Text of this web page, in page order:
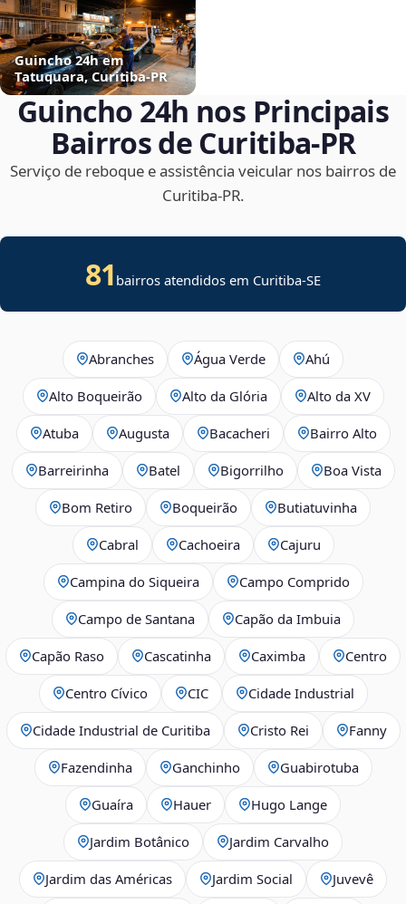
Guincho 24h em
Tatuquara, Curitiba‑PR
Guincho 24h nos Principais
Bairros de Curitiba‑PR
Serviço de reboque e assistência veicular nos bairros de
Curitiba‑PR.
81 bairros atendidos em Curitiba-SE
Abranches Água Verde Ahú
Alto Boqueirão Alto da Glória Alto da XV
Atuba Augusta Bacacheri Bairro Alto
Barreirinha Batel Bigorrilho Boa Vista
Bom Retiro Boqueirão Butiatuvinha
Cabral Cachoeira Cajuru
Campina do Siqueira Campo Comprido
Campo de Santana Capão da Imbuia
Capão Raso Cascatinha Caximba Centro
Centro Cívico CIC Cidade Industrial
Cidade Industrial de Curitiba Cristo Rei Fanny
Fazendinha Ganchinho Guabirotuba
Guaíra Hauer Hugo Lange
Jardim Botânico Jardim Carvalho
Jardim das Américas Jardim Social Juvevê